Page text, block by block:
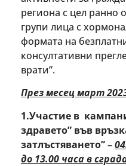
региона с цел ранно
групи лица с
формата на
консултативни
врати”.
През месец март
1.Участие в
здравето” във
затлъстяването” –
до 13.00 часа в